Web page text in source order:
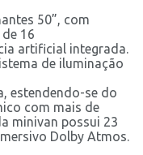
50”, com
16
artificial integrada.
de iluminação
estendendo-se do
com mais de
minivan possui 23
Dolby Atmos.